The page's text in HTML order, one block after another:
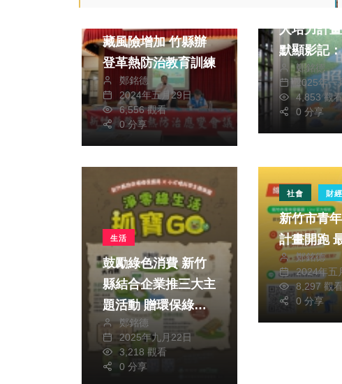
藏風險增加 竹縣辦
登革熱防治教育訓練
鄭銘德
2024年五月29日
6,556 觀看
0 分享
「新竹市
人培力計
默顯影記
的不／可
鄭銘德
2025年一
4,853 觀
0 分享
生活
鼓勵綠色消費 新竹
縣結合企業推三大主
題活動 贈環保綠點
換好康
鄭銘德
2025年九月22日
3,218 觀看
0 分享
社會 財
新竹市青
計
鄭銘德
2024年五
8,297 觀看
0 分享